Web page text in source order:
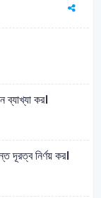
ব্যাখ্যা কর।
দূরত্ব নির্ণয় কর।